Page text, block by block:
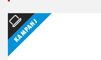
Kampanj